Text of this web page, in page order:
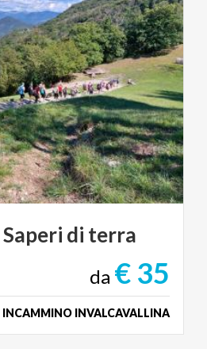
Saperi di terra
da € 35
INCAMMINO INVALCAVALLINA